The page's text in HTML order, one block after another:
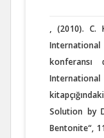
, (2010). C.
International
Solution by
Bentonite“,